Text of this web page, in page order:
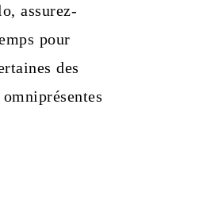
assurez-
pour
des